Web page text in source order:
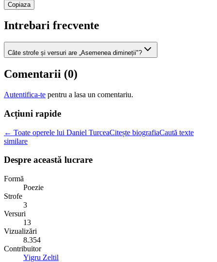
Copiaza
Intrebari frecvente
Câte strofe și versuri are „Asemenea dimineții"?
Comentarii (0)
Autentifica-te pentru a lasa un comentariu.
Acțiuni rapide
← Toate operele lui Daniel TurceaCitește biografiaCaută texte
similare
Despre această lucrare
Formă
Poezie
Strofe
3
Versuri
13
Vizualizări
8.354
Contribuitor
Yigru Zeltil